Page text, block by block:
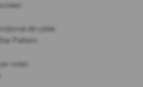
din piele
Pattern
volan